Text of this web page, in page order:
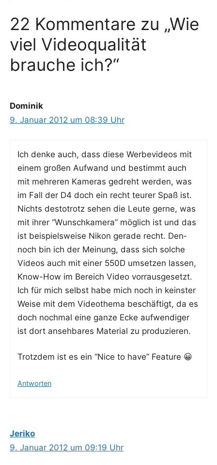
22 Kommentare zu „Wie
viel Videoqualität
brauche ich?“
Dominik
9. Januar 2012 um 08:39 Uhr
Ich den­ke auch, dass die­se Wer­be­vi­de­os mit
einem gro­ßen Auf­wand und bestimmt auch
mit meh­re­ren Kame­ras gedreht wer­den, was
im Fall der D4 doch ein recht teu­rer Spaß ist.
Nichts des­to­trotz sehen die Leu­te ger­ne, was
mit ihrer “Wunsch­ka­me­ra” mög­lich ist und das
ist bei­spiels­wei­se Nikon gera­de recht. Den­
noch bin ich der Mei­nung, dass sich sol­che
Vide­os auch mit einer 550D umset­zen las­sen,
Know-How im Bereich Video vorrausgesetzt.
Ich für mich selbst habe mich noch in keins­ter
Wei­se mit dem Video­the­ma beschäf­tigt, da es
doch noch­mal eine gan­ze Ecke auf­wen­di­ger
ist dort anseh­ba­res Mate­ri­al zu produzieren.
Trotz­dem ist es ein “Nice to have” Feature 😀
Antworten
Jeriko
9. Januar 2012 um 09:19 Uhr